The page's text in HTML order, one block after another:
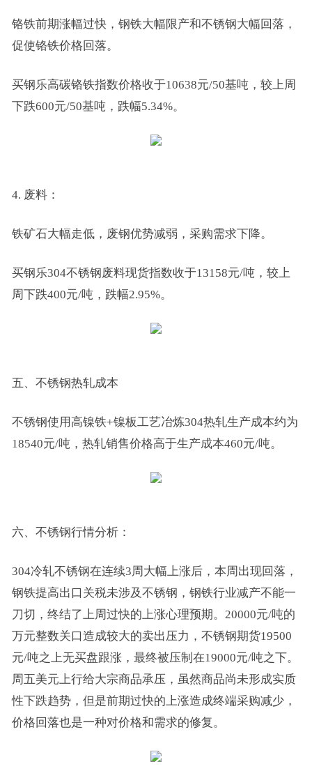
铬铁前期涨幅过快，钢铁大幅限产和不锈钢大幅回落，
促使铬铁价格回落。
买钢乐高碳铬铁指数价格收于10638元/50基吨，较上周
下跌600元/50基吨，跌幅5.34%。
4. 废料：
铁矿石大幅走低，废钢优势减弱，采购需求下降。
买钢乐304不锈钢废料现货指数收于13158元/吨，较上
周下跌400元/吨，跌幅2.95%。
五、不锈钢热轧成本
不锈钢使用高镍铁+镍板工艺冶炼304热轧生产成本约为
18540元/吨，热轧销售价格高于生产成本460元/吨。
六、不锈钢行情分析：
304冷轧不锈钢在连续3周大幅上涨后，本周出现回落，
钢铁提高出口关税未涉及不锈钢，钢铁行业减产不能一
刀切，终结了上周过快的上涨心理预期。20000元/吨的
万元整数关口造成较大的卖出压力，不锈钢期货19500
元/吨之上无买盘跟涨，最终被压制在19000元/吨之下。
周五美元上行给大宗商品承压，虽然商品尚未形成实质
性下跌趋势，但是前期过快的上涨造成终端采购减少，
价格回落也是一种对价格和需求的修复。